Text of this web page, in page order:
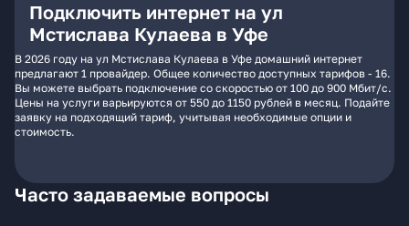
Подключить интернет на ул
Мстислава Кулаева в Уфе
В 2026 году на ул Мстислава Кулаева в Уфе домашний интернет
предлагают 1 провайдер. Общее количество доступных тарифов - 16.
Вы можете выбрать подключение со скоростью от 100 до 900 Мбит/с.
Цены на услуги варьируются от 550 до 1150 рублей в месяц. Подайте
заявку на подходящий тариф, учитывая необходимые опции и
стоимость.
Часто задаваемые вопросы